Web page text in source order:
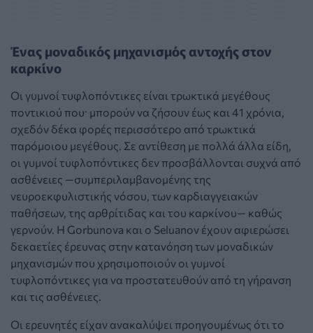
Ένας μοναδικός μηχανισμός αντοχής στον
καρκίνο
Οι γυμνοί τυφλοπόντικες είναι τρωκτικά μεγέθους
ποντικιού που· μπορούν να ζήσουν έως και 41 χρόνια,
σχεδόν δέκα φορές περισσότερο από τρωκτικά
παρόμοιου μεγέθους. Σε αντίθεση με πολλά άλλα είδη,
οι γυμνοί τυφλοπόντικες δεν προσβάλλονται συχνά από
ασθένειες —συμπεριλαμβανομένης της
νευροεκφυλιστικής νόσου, των καρδιαγγειακών
παθήσεων, της αρθρίτιδας και του καρκίνου— καθώς
γερνούν. Η Gorbunova και ο Seluanov έχουν αφιερώσει
δεκαετίες έρευνας στην κατανόηση των μοναδικών
μηχανισμών που χρησιμοποιούν οι γυμνοί
τυφλοπόντικες για να προστατευθούν από τη γήρανση
και τις ασθένειες.
Οι ερευνητές είχαν ανακαλύψει προηγουμένως ότι το